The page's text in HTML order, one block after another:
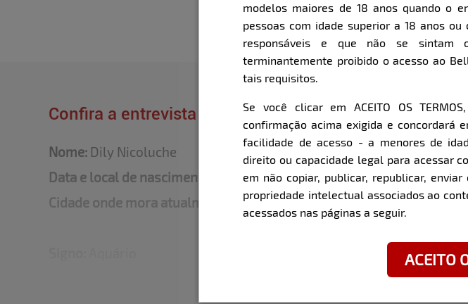
Item
1
of
9
Confira a entrevista que o Bella fez com a modelo:
Nome:Dily Nicoluche
Data e local de nascimento:
26/01/1994 São Bernardo do Campo / SP
Cidade onde mora atualmente:
Santo André / SP
modelos maiores de 18 anos quando o
pessoas com idade superior a 18 anos
responsáveis e que não se sintam
terminantemente proibido o acesso ao
tais requisitos.
Se você clicar em ACEITO OS
confirmação acima exigida e concordará
facilidade de acesso - a menores de
direito ou capacidade legal para acessar
em não copiar, publicar, republicar,
propriedade intelectual associados ao
acessados nas páginas a seguir.
ACEITO